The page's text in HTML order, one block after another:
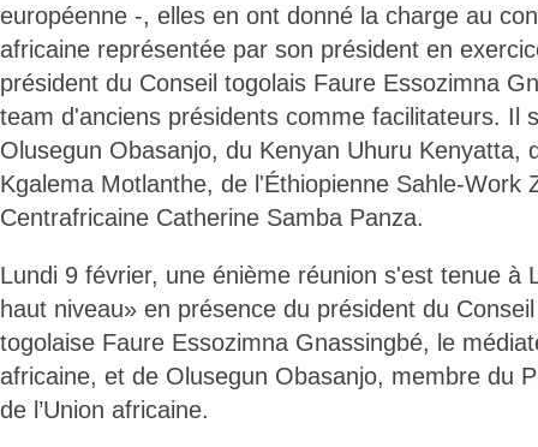
européenne -, elles en ont donné la charge au
africaine représentée par son président en
président du Conseil togolais Faure Essozimna
team d'anciens présidents comme facilitateurs. Il
Olusegun Obasanjo, du Kenyan Uhuru Kenyatta,
Kgalema Motlanthe, de l'Éthiopienne Sahle-Work
Centrafricaine Catherine Samba Panza.
Lundi 9 février, une énième réunion s'est tenue à
haut niveau» en présence du président du
togolaise Faure Essozimna Gnassingbé, le
africaine, et de Olusegun Obasanjo, membre du
de l’Union africaine.